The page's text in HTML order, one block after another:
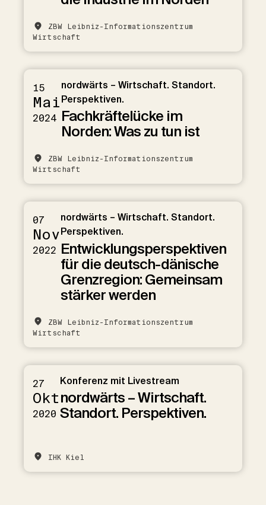
ZBW Leibniz-Informationszentrum
Wirtschaft
15
Mai
2024
nordwärts – Wirtschaft. Standort.
Perspektiven.
Fachkräftelücke im
Norden: Was zu tun ist
ZBW Leibniz-Informationszentrum
Wirtschaft
07
Nov
2022
nordwärts – Wirtschaft. Standort.
Perspektiven.
Entwicklungsperspektiven
für die deutsch-dänische
Grenzregion: Gemeinsam
stärker werden
ZBW Leibniz-Informationszentrum
Wirtschaft
27
Okt
2020
Konferenz mit Livestream
nordwärts – Wirtschaft.
Standort. Perspektiven.
IHK Kiel